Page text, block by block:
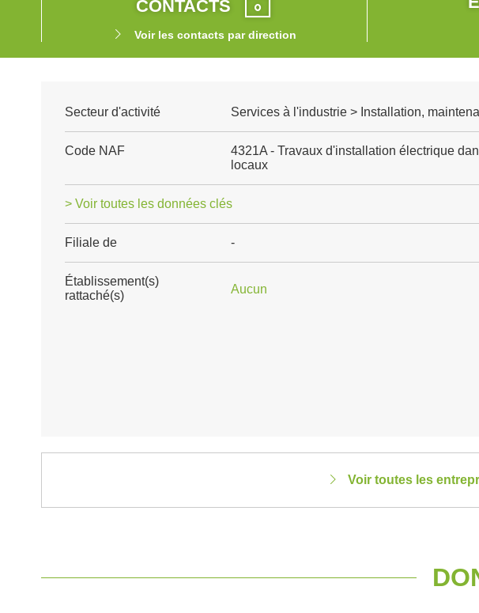
CONTACTS
Voir les contacts par direction
Secteur d'activité Services à l'industrie > Installation,
Code NAF
4321A - Travaux d'installation électrique
locaux
> Voir toutes les données clés
Filiale de -
Établissement(s)
rattaché(s)
Aucun
Voir toutes les